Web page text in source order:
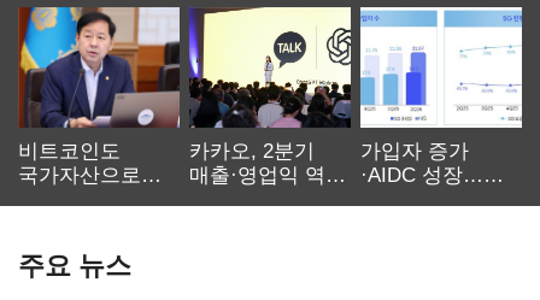
비트코인도
국가자산으로…'
카카오, 2분기
매출·영업익 역대
가입자 증가
·AIDC 성장…
주요 뉴스